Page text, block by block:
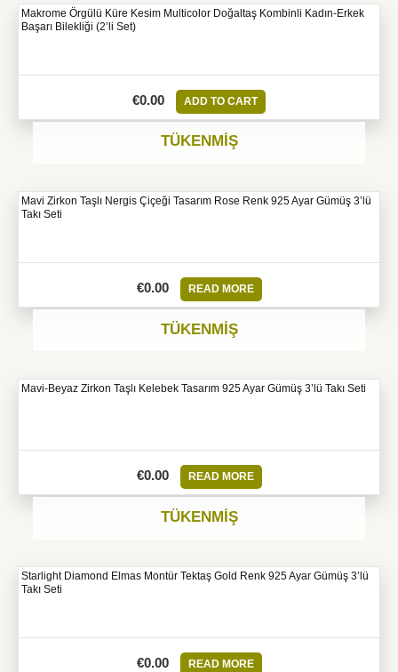
Makrome Örgülü Küre Kesim Multicolor Doğaltaş Kombinli Kadın-Erkek
Başarı Bilekliği (2’li Set)
€0.00 ADD TO CART
TÜKENMIŞ
Mavi Zirkon Taşlı Nergis Çiçeği Tasarım Rose Renk 925 Ayar Gümüş 3’lü
Takı Seti
€0.00 READ MORE
TÜKENMIŞ
Mavi-Beyaz Zirkon Taşlı Kelebek Tasarım 925 Ayar Gümüş 3’lü Takı Seti
€0.00 READ MORE
TÜKENMIŞ
Starlight Diamond Elmas Montür Tektaş Gold Renk 925 Ayar Gümüş 3’lü
Takı Seti
€0.00 READ MORE